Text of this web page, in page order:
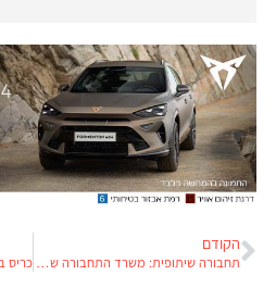
הקודם
תחבורה שיתופית: משרד התחבורה שוב עבד על התקשורת הישראלית